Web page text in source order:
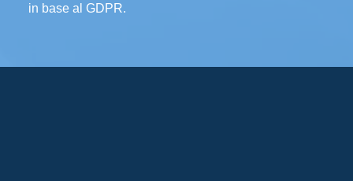
in base al GDPR.